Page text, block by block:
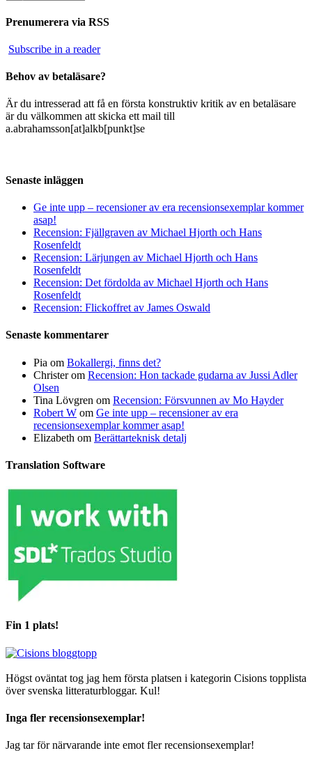
Prenumerera via RSS
Subscribe in a reader
Behov av betaläsare?
Är du intresserad att få en första konstruktiv kritik av en betaläsare
är du välkommen att skicka ett mail till
a.abrahamsson[at]alkb[punkt]se
Senaste inläggen
Ge inte upp – recensioner av era recensionsexemplar kommer
asap!
Recension: Fjällgraven av Michael Hjorth och Hans
Rosenfeldt
Recension: Lärjungen av Michael Hjorth och Hans
Rosenfeldt
Recension: Det fördolda av Michael Hjorth och Hans
Rosenfeldt
Recension: Flickoffret av James Oswald
Senaste kommentarer
Pia om Bokallergi, finns det?
Christerom Recension: Hon tackade gudarna av Jussi Adler
Olsen
Tina Lövgren om Recension: Försvunnen av Mo Hayder
Robert W om Ge inte upp – recensioner av era
recensionsexemplar kommer asap!
Elizabeth om Berättarteknisk detalj
Translation Software
Fin 1 plats!
Högst oväntat tog jag hem första platsen i kategorin Cisions topplista
över svenska litteraturbloggar. Kul!
Inga fler recensionsexemplar!
Jag tar för närvarande inte emot fler recensionsexemplar!